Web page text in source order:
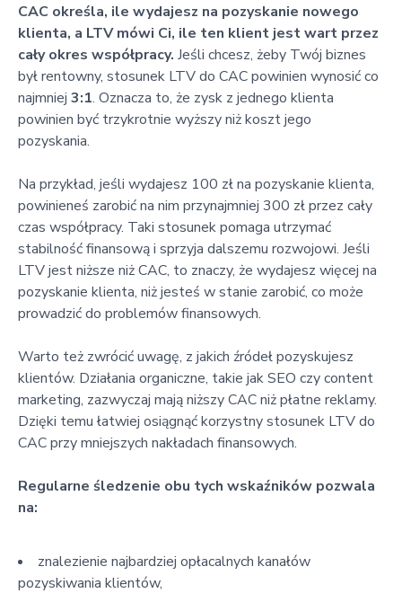
CAC określa, ile wydajesz na pozyskanie nowego
klienta, a LTV mówi Ci, ile ten klient jest wart przez
cały okres współpracy. Jeśli chcesz, żeby Twój biznes
był rentowny, stosunek LTV do CAC powinien wynosić co
najmniej 3:1. Oznacza to, że zysk z jednego klienta
powinien być trzykrotnie wyższy niż koszt jego
pozyskania.
Na przykład, jeśli wydajesz 100 zł na pozyskanie klienta,
powinieneś zarobić na nim przynajmniej 300 zł przez cały
czas współpracy. Taki stosunek pomaga utrzymać
stabilność finansową i sprzyja dalszemu rozwojowi. Jeśli
LTV jest niższe niż CAC, to znaczy, że wydajesz więcej na
pozyskanie klienta, niż jesteś w stanie zarobić, co może
prowadzić do problemów finansowych.
Warto też zwrócić uwagę, z jakich źródeł pozyskujesz
klientów. Działania organiczne, takie jak SEO czy content
marketing, zazwyczaj mają niższy CAC niż płatne reklamy.
Dzięki temu łatwiej osiągnąć korzystny stosunek LTV do
CAC przy mniejszych nakładach finansowych.
Regularne śledzenie obu tych wskaźników pozwala
na:
znalezienie najbardziej opłacalnych kanałów
pozyskiwania klientów,